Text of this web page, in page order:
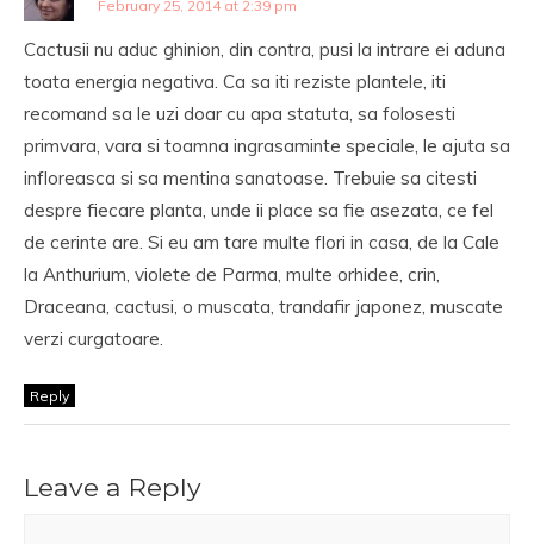
February 25, 2014 at 2:39 pm
Cactusii nu aduc ghinion, din contra, pusi la intrare ei aduna
toata energia negativa. Ca sa iti reziste plantele, iti
recomand sa le uzi doar cu apa statuta, sa folosesti
primvara, vara si toamna ingrasaminte speciale, le ajuta sa
infloreasca si sa mentina sanatoase. Trebuie sa citesti
despre fiecare planta, unde ii place sa fie asezata, ce fel
de cerinte are. Si eu am tare multe flori in casa, de la Cale
la Anthurium, violete de Parma, multe orhidee, crin,
Draceana, cactusi, o muscata, trandafir japonez, muscate
verzi curgatoare.
Reply
Leave a Reply